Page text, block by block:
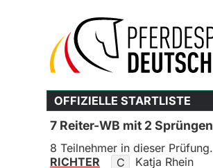
OFFIZIELLE STARTLISTE
7 Reiter-WB mit 2 Sprüngen
8 Teilnehmer in dieser Prüfung.
RICHTER
C Katja Rhein